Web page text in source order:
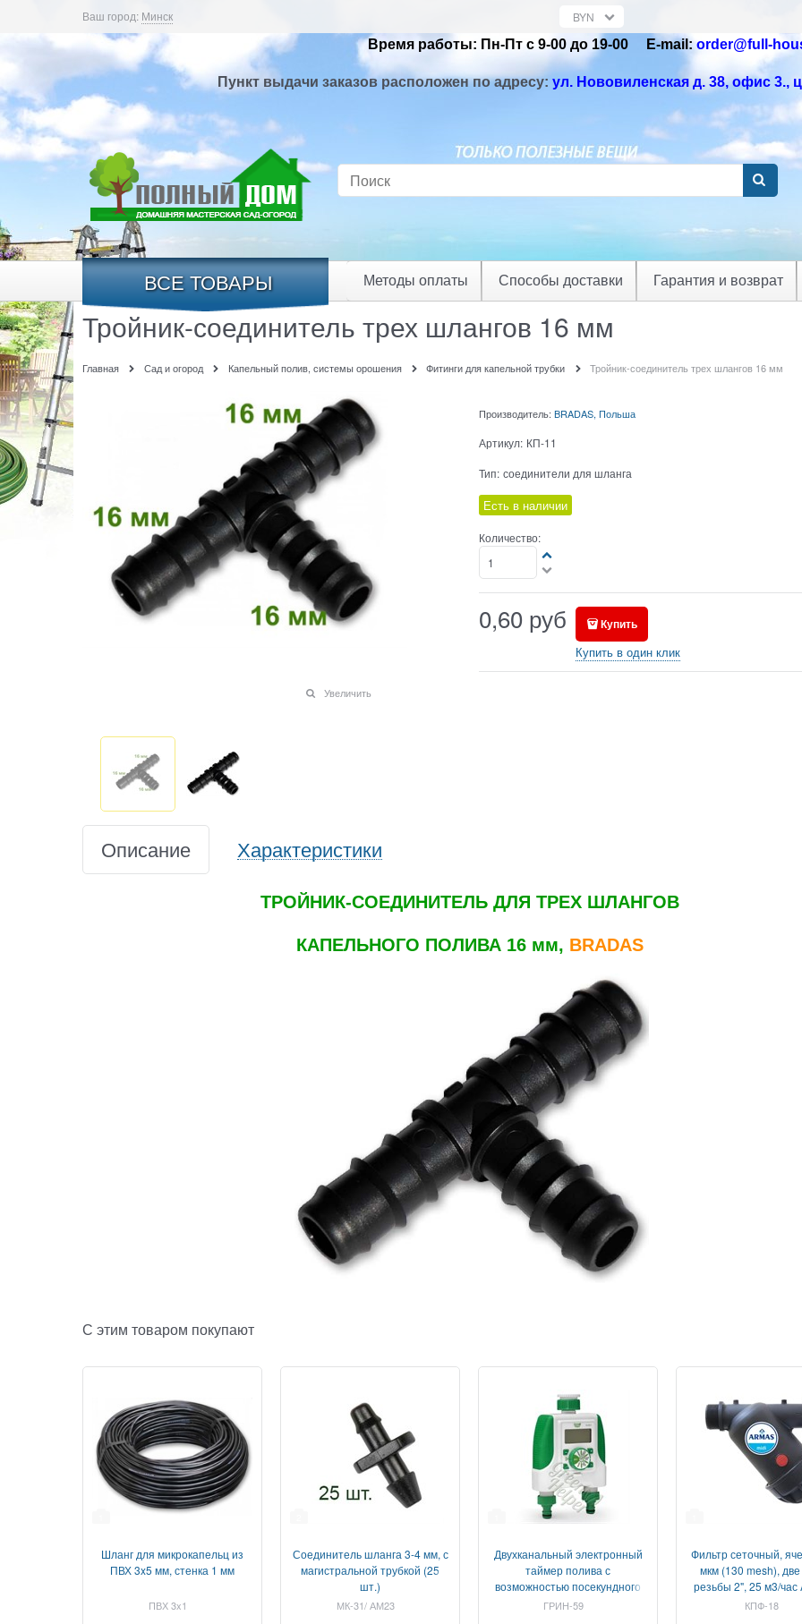
Ваш город: Минск
Время работы: Пн-Пт с 9-00 до 19-00 Е-mail:order@full-
Пункт выдачи заказов расположен по адресу: ул. Нововиленская д. 38, офис 3.,
ВСЕ ТОВАРЫ Методы оплаты Способы доставки Гарантия и возврат
Тройник-соединитель трех шлангов 16 мм
Главная Сад и огород Капельный полив, системы орошения Фитинги для капельной трубки Тройник-соединитель трех шлангов 16 мм
Увеличить
Производитель: BRADAS, Польша
Артикул: КП-11
Тип: соединители для шланга
Есть в наличии
Количество:
0,60 руб Купить
Купить в один клик
Описание Характеристики
ТРОЙНИК-СОЕДИНИТЕЛЬ ДЛЯ ТРЕХ ШЛАНГОВ
КАПЕЛЬНОГО ПОЛИВА 16 мм, BRADAS
С этим товаром покупают
Шланг для микрокапельц из
ПВХ 3x5 мм, стенка 1 мм
ПВХ 3x1
Соединитель шланга 3-4 мм, с
магистральной трубкой (25
шт.)
МК-31/ АМ23
Двухканальный электронный
таймер полива с
возможностью посекундного
полива, GA-328-2 GREEN
ГРИН-59
Фильтр сеточный,
мкм (130 mesh),
резьбы 2", 25 м3/час
КПФ-18